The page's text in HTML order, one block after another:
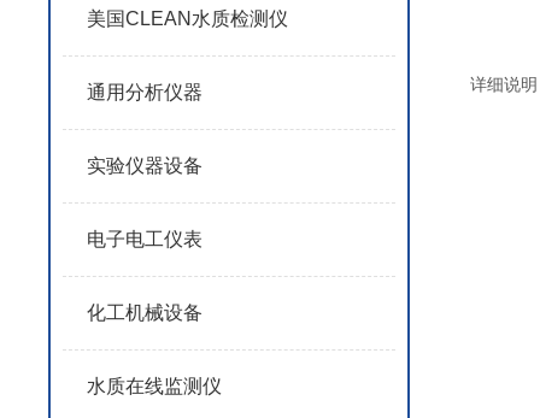
美国CLEAN水质检测仪
通用分析仪器
实验仪器设备
电子电工仪表
化工机械设备
水质在线监测仪
详细说